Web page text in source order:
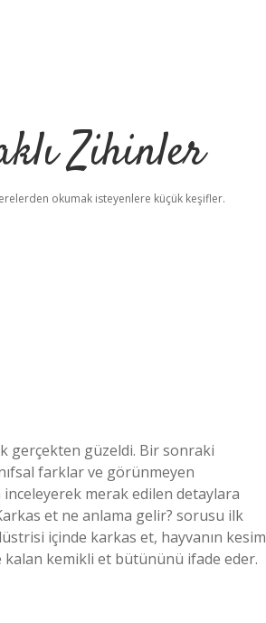
Zihinler
okumak isteyenlere küçük keşifler.
gerçekten güzeldi. Bir sonraki
farklar ve görünmeyen
merak edilen detaylara
et ne anlama gelir? sorusu ilk
içinde karkas et, hayvanın kesim
kalan kemikli et bütününü ifade eder.